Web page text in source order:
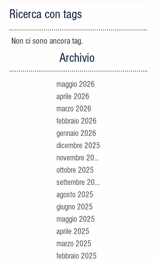
Ricerca con tags
Non ci sono ancora tag.
Archivio
maggio 2026
aprile 2026
marzo 2026
febbraio 2026
gennaio 2026
dicembre 2025
novembre 2025
ottobre 2025
settembre 2025
agosto 2025
giugno 2025
maggio 2025
aprile 2025
marzo 2025
febbraio 2025